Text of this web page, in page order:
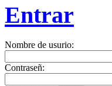
Entrar
Nombre de usurio:
Contraseñ: